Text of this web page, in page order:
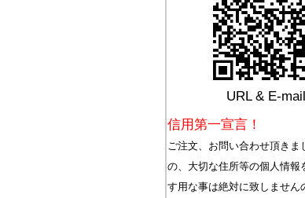
URL & E-mail
信用第一宣言！
ご注文、お問い合わせ頂きま
の、大切な住所等の個人情報
す用な事は絶対に致しません